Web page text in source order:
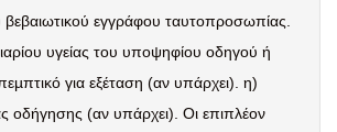
βεβαιωτικού εγγράφου ταυτοπροσωπίας.
υγείας του υποψηφίου οδηγού ή
για εξέταση (αν υπάρχει). η)
οδήγησης (αν υπάρχει). Οι επιπλέον